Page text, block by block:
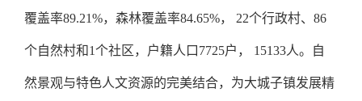
覆盖率89.21%，森林覆盖率84.65%， 22个行政村、86
个自然村和1个社区，户籍人口7725户， 15133人。自
然景观与特色人文资源的完美结合，为大城子镇发展精